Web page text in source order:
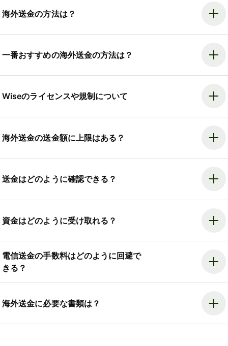
海外送金の方法は？
一番おすすめの海外送金の方法は？
Wiseのライセンスや規制について
海外送金の送金額に上限はある？
送金はどのように確認できる？
資金はどのように受け取れる？
電信送金の手数料はどのように回避で
きる？
海外送金に必要な書類は？